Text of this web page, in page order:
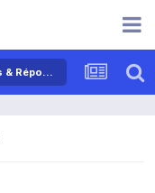
Sony Ericsson Xperia X10 - Aides, Questions & Réponses